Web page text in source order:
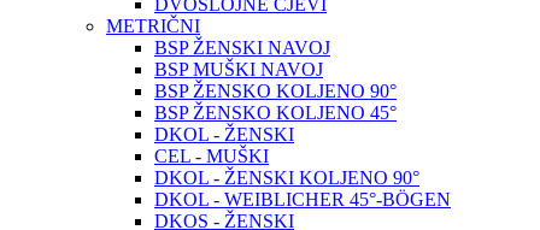
DVOSLOJNE CJEVI
METRIČNI
BSP ŽENSKI NAVOJ
BSP MUŠKI NAVOJ
BSP ŽENSKO KOLJENO 90°
BSP ŽENSKO KOLJENO 45°
DKOL - ŽENSKI
CEL - MUŠKI
DKOL - ŽENSKI KOLJENO 90°
DKOL - WEIBLICHER 45°-BÖGEN
DKOS - ŽENSKI